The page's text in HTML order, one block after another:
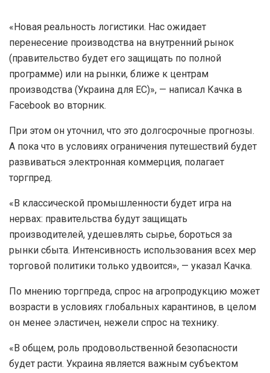
«Новая реальность логистики. Нас ожидает
перенесение производства на внутренний рынок
(правительство будет его защищать по полной
программе) или на рынки, ближе к центрам
производства (Украина для ЕС)», — написал Качка в
Facebook во вторник.
При этом он уточнил, что это долгосрочные прогнозы.
А пока что в условиях ограничения путешествий будет
развиваться электронная коммерция, полагает
торгпред.
«В классической промышленности будет игра на
нервах: правительства будут защищать
производителей, удешевлять сырье, бороться за
рынки сбыта. Интенсивность использования всех мер
торговой политики только удвоится», — указал Качка.
По мнению торгпреда, спрос на агропродукцию может
возрасти в условиях глобальных карантинов, в целом
он менее эластичен, нежели спрос на технику.
«В общем, роль продовольственной безопасности
будет расти. Украина является важным субъектом